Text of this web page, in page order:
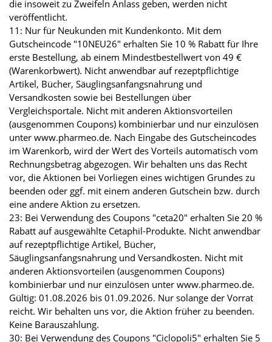
die insoweit zu Zweifeln Anlass geben, werden nicht
veröffentlicht.
11: Nur für Neukunden mit Kundenkonto. Mit dem
Gutscheincode "10NEU26" erhalten Sie 10 % Rabatt für Ihre
erste Bestellung, ab einem Mindestbestellwert von 49 €
(Warenkorbwert). Nicht anwendbar auf rezeptpflichtige
Artikel, Bücher, Säuglingsanfangsnahrung und
Versandkosten sowie bei Bestellungen über
Vergleichsportale. Nicht mit anderen Aktionsvorteilen
(ausgenommen Coupons) kombinierbar und nur einzulösen
unter www.pharmeo.de. Nach Eingabe des Gutscheincodes
im Warenkorb, wird der Wert des Vorteils automatisch vom
Rechnungsbetrag abgezogen. Wir behalten uns das Recht
vor, die Aktionen bei Vorliegen eines wichtigen Grundes zu
beenden oder ggf. mit einem anderen Gutschein bzw. durch
eine andere Aktion zu ersetzen.
23: Bei Verwendung des Coupons "ceta20" erhalten Sie 20 %
Rabatt auf ausgewählte Cetaphil-Produkte. Nicht anwendbar
auf rezeptpflichtige Artikel, Bücher,
Säuglingsanfangsnahrung und Versandkosten. Nicht mit
anderen Aktionsvorteilen (ausgenommen Coupons)
kombinierbar und nur einzulösen unter www.pharmeo.de.
Gültig: 01.08.2026 bis 01.09.2026. Nur solange der Vorrat
reicht. Wir behalten uns vor, die Aktion früher zu beenden.
Keine Barauszahlung.
30: Bei Verwendung des Coupons "Ciclopoli5" erhalten Sie 5